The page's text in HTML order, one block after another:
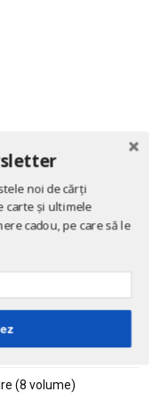
ale Chinei
(8 volume)
noi de cărți
carte și ultimele
cadou, pe care să le